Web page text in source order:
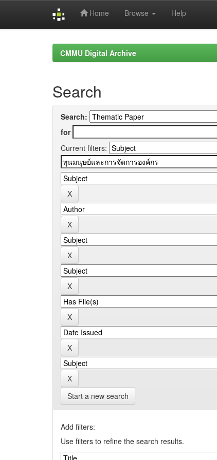
Home Browse Help
CMMU Digital Archive
Search
Search:
for
Current filters:
Start a new search
Add filters:
Use filters to refine the search results.